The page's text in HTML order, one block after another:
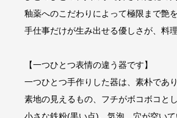
釉薬へのこだわりによって極限まで艶
手仕事だけが生み出せる優しさが、料
【一つひとつ表情の違う器です】
一つひとつ手作りした器は、素朴であ
素地の見えるもの、フチがボコボコと